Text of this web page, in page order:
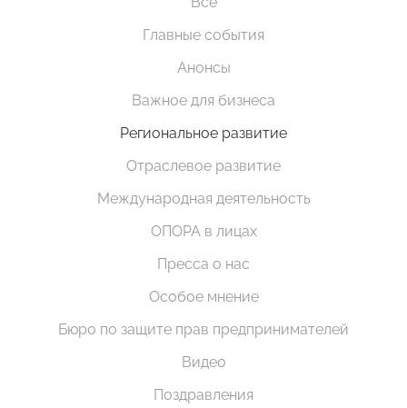
Главные события
Анонсы
Важное для бизнеса
Региональное развитие
Отраслевое развитие
Международная деятельность
ОПОРА в лицах
Пресса о нас
Особое мнение
Бюро по защите прав предпринимателей
Видео
Поздравления